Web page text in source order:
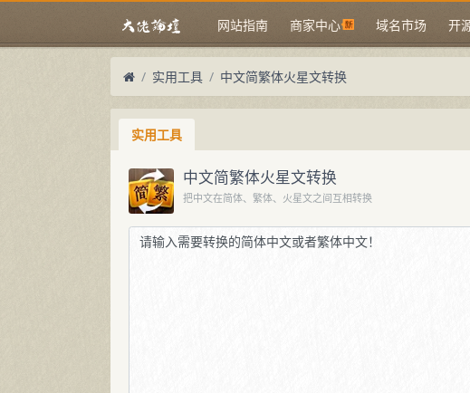
网站指南 商家中心 域名市场 开
实用工具 中文简繁体火星文转换
实用工具
中文简繁体火星文转换
把中文在简体、繁体、火星文之间互相转换